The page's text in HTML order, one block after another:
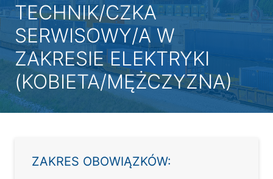
TECHNIK/CZKA
SERWISOWY/A W
ZAKRESIE ELEKTRYKI
(KOBIETA/MĘŻCZYZNA)
ZAKRES OBOWIĄZKÓW: